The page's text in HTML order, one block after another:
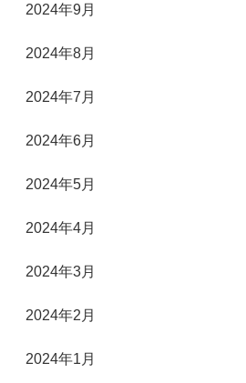
2024年9月
2024年8月
2024年7月
2024年6月
2024年5月
2024年4月
2024年3月
2024年2月
2024年1月